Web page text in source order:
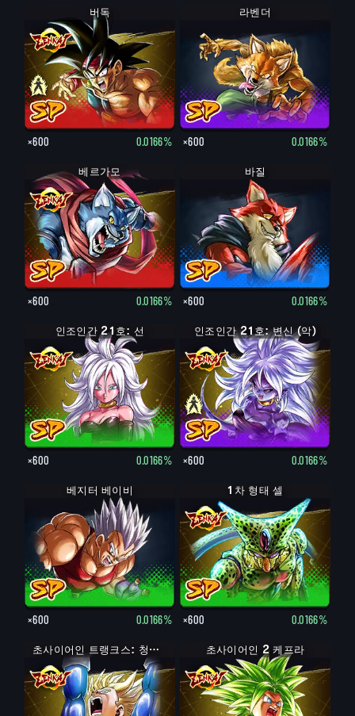
버독
버독
×600 0.0166%
라벤더
×600 0.0166%
베르가모
×600 0.0166%
바질
×600 0.0166%
인조인간 21호: 선
×600 0.0166%
인조인간 21호: 악
인조인간 21호: 변신 (악)
×600 0.0166%
베지터 베이비
×600 0.0166%
1차 형태 셀
×600 0.0166%
초사이어인 트랭크스: 청년기 초사이어인 2 케프라